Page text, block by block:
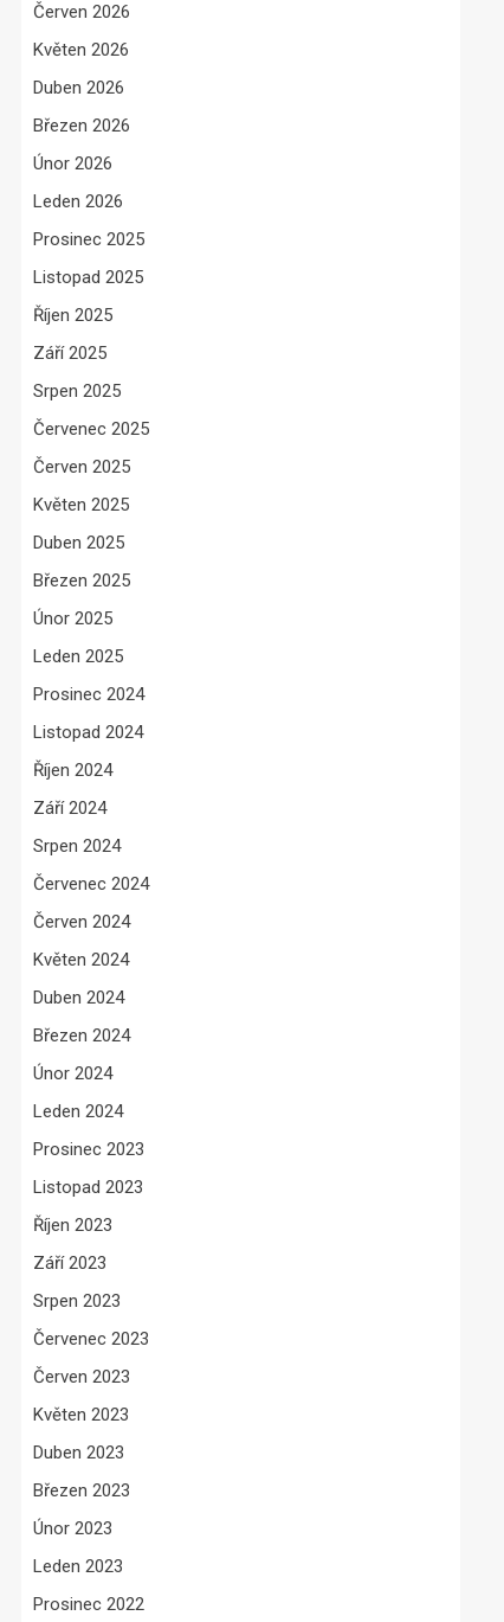
Červen 2026
Květen 2026
Duben 2026
Březen 2026
Únor 2026
Leden 2026
Prosinec 2025
Listopad 2025
Říjen 2025
Září 2025
Srpen 2025
Červenec 2025
Červen 2025
Květen 2025
Duben 2025
Březen 2025
Únor 2025
Leden 2025
Prosinec 2024
Listopad 2024
Říjen 2024
Září 2024
Srpen 2024
Červenec 2024
Červen 2024
Květen 2024
Duben 2024
Březen 2024
Únor 2024
Leden 2024
Prosinec 2023
Listopad 2023
Říjen 2023
Září 2023
Srpen 2023
Červenec 2023
Červen 2023
Květen 2023
Duben 2023
Březen 2023
Únor 2023
Leden 2023
Prosinec 2022